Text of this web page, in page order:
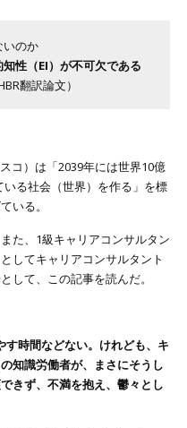
いのか
性（EI）が不可欠である
翻訳論文）
コ）は「2039年には世界10億
る社会（世界）を作る」を標
いる。
た、1級キャリアコンサルタン
してキャリアコンサルタント
して、この記事を読んだ。
時間などない。けれども、キ
知識労働者が、まさにそうし
きず、不満を抱え、鬱々とし